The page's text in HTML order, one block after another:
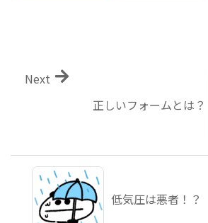
正しいフォームとは？
Next
低気圧は悪者！？